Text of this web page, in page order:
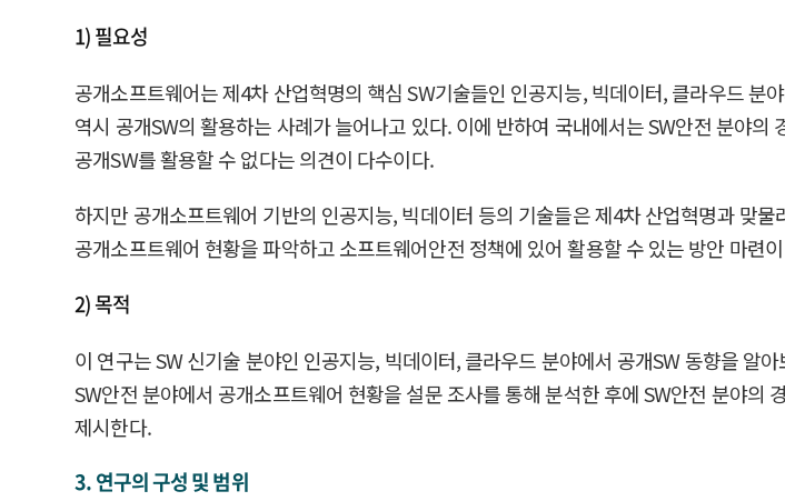
1) 필요성
공개소프트웨어는 제4차 산업혁명의 핵심 SW기술들인 인공지능, 빅데이터, 클라우드
역시 공개SW의 활용하는 사례가 늘어나고 있다. 이에 반하여 국내에서는 SW안전 분야
공개SW를 활용할 수 없다는 의견이 다수이다.
하지만 공개소프트웨어 기반의 인공지능, 빅데이터 등의 기술들은 제4차 산업혁명과 맞
공개소프트웨어 현황을 파악하고 소프트웨어안전 정책에 있어 활용할 수 있는 방안 마련
2) 목적
이 연구는 SW 신기술 분야인 인공지능, 빅데이터, 클라우드 분야에서 공개SW 동향을 알
SW안전 분야에서 공개소프트웨어 현황을 설문 조사를 통해 분석한 후에 SW안전 분야
제시한다.
3. 연구의 구성 및 범위